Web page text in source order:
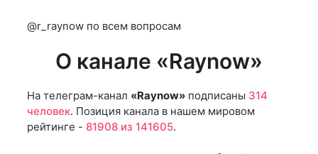
@r_raynow по всем вопросам
О канале «Raynow»
На телеграм-канал «Raynow» подписаны 314
человек. Позиция канала в нашем мировом
рейтинге - 81908 из 141605.